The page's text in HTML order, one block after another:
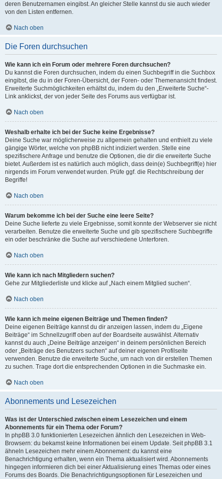
deren Benutzernamen eingibst. An gleicher Stelle kannst du sie auch wieder
von den Listen entfernen.
Nach oben
Die Foren durchsuchen
Wie kann ich ein Forum oder mehrere Foren durchsuchen?
Du kannst die Foren durchsuchen, indem du einen Suchbegriff in die Suchbox
eingibst, die du in der Foren-Übersicht, der Foren- oder Themenansicht findest.
Erweiterte Suchmöglichkeiten erhältst du, indem du den „Erweiterte Suche“-
Link anklickst, der von jeder Seite des Forums aus verfügbar ist.
Nach oben
Weshalb erhalte ich bei der Suche keine Ergebnisse?
Deine Suche war möglicherweise zu allgemein gehalten und enthielt zu viele
gängige Wörter, welche von phpBB nicht indiziert werden. Stelle eine
spezifischere Anfrage und benutze die Optionen, die dir die erweiterte Suche
bietet. Außerdem ist es natürlich auch möglich, dass dein(e) Suchbegriff(e) hier
nirgends im Forum verwendet wurden. Prüfe ggf. die Rechtschreibung der
Begriffe!
Nach oben
Warum bekomme ich bei der Suche eine leere Seite?
Deine Suche lieferte zu viele Ergebnisse, somit konnte der Webserver sie nicht
verarbeiten. Benutze die erweiterte Suche und gib spezifischere Suchbegriffe
ein oder beschränke die Suche auf verschiedene Unterforen.
Nach oben
Wie kann ich nach Mitgliedern suchen?
Gehe zur Mitgliederliste und klicke auf „Nach einem Mitglied suchen“.
Nach oben
Wie kann ich meine eigenen Beiträge und Themen finden?
Deine eigenen Beiträge kannst du dir anzeigen lassen, indem du „Eigene
Beiträge“ im Schnellzugriff oben auf der Boardseite auswählst. Alternativ
kannst du auch „Deine Beiträge anzeigen“ in deinem persönlichen Bereich
oder „Beiträge des Benutzers suchen“ auf deiner eigenen Profilseite
verwenden. Benutze die erweiterte Suche, um nach von dir erstellen Themen
zu suchen. Trage dort die entsprechenden Optionen in die Suchmaske ein.
Nach oben
Abonnements und Lesezeichen
Was ist der Unterschied zwischen einem Lesezeichen und einem
Abonnements für ein Thema oder Forum?
In phpBB 3.0 funktionierten Lesezeichen ähnlich den Lesezeichen in Web-
Browsern: du bekamst keine Informationen bei einem Update. Seit phpBB 3.1
ähneln Lesezeichen mehr einem Abonnement: du kannst eine
Benachrichtigung erhalten, wenn ein Thema aktualisiert wird. Abonnements
hingegen informieren dich bei einer Aktualisierung eines Themas oder eines
Forums des Boards. Die Benachrichtigungsoptionen für Lesezeichen und